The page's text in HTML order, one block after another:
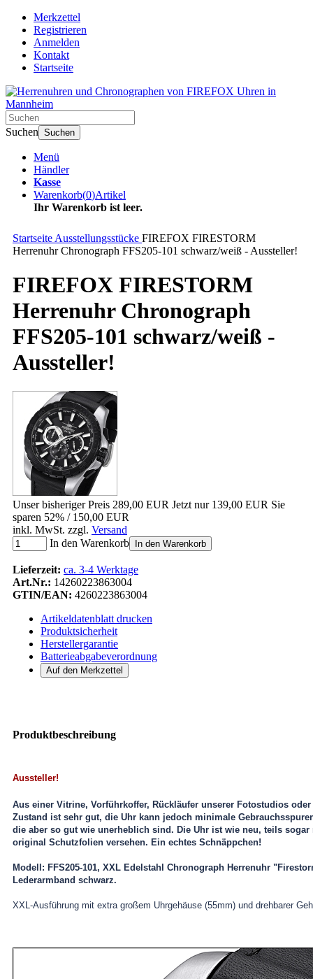
Merkzettel
Registrieren
Anmelden
Kontakt
Startseite
Suchen Suchen
Menü
Händler
Kasse
Warenkorb(0)Artikel
Ihr Warenkorb ist leer.
Startseite Ausstellungsstücke FIREFOX FIRESTORM
Herrenuhr Chronograph FFS205-101 schwarz/weiß - Aussteller!
FIREFOX FIRESTORM
Herrenuhr Chronograph
FFS205-101 schwarz/weiß -
Aussteller!
Unser bisheriger Preis 289,00 EUR Jetzt nur 139,00 EUR Sie
sparen 52% / 150,00 EUR
inkl. MwSt. zzgl. Versand
In den Warenkorb
In den Warenkorb
Lieferzeit: ca. 3-4 Werktage
Art.Nr.: 14260223863004
GTIN/EAN: 4260223863004
Artikeldatenblatt drucken
Produktsicherheit
Herstellergarantie
Batterieabgabeverordnung
Produktbeschreibung
Aussteller!
Aus einer Vitrine, Vorführkoffer, Rückläufer unserer Fotostudios
Zustand ist sehr gut, die Uhr kann jedoch minimale
die aber so gut wie unerheblich sind. Die Uhr ist wie neu, teils sogar
original Schutzfolien versehen. Ein echtes Schnäppchen!
Modell: FFS205-101, XXL Edelstahl Chronograph Herrenuhr
Lederarmband schwarz.
XXL-Ausführung mit extra großem Uhrgehäuse (55mm) und drehbarer